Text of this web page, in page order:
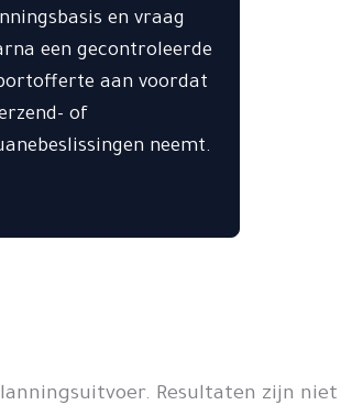
en vraag
een gecontroleerde
aan voordat
of
neemt.
Resultaten zijn niet